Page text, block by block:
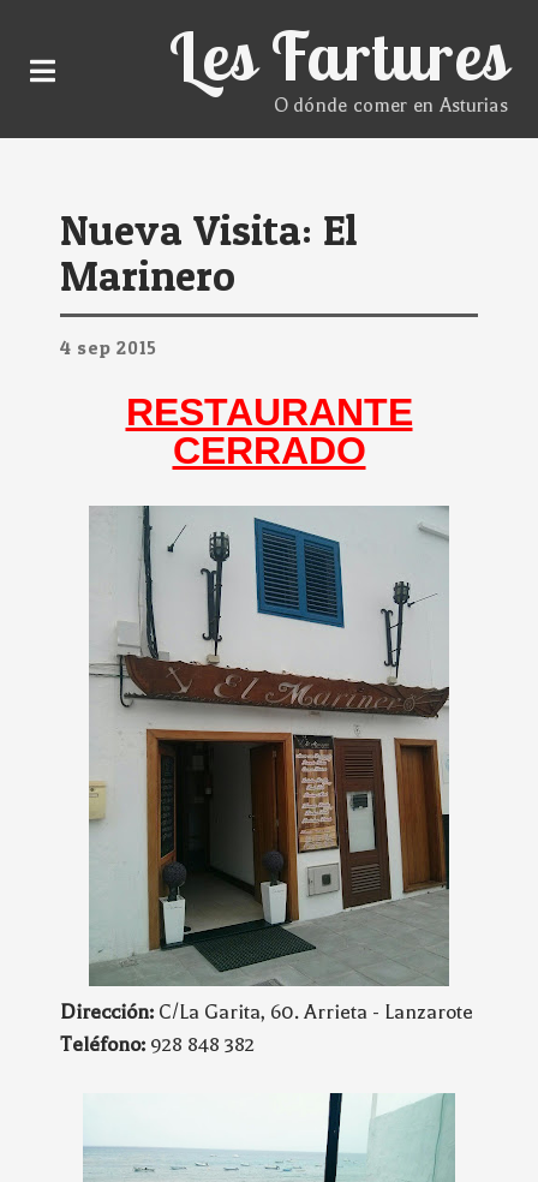
Les Fartures
O dónde comer en Asturias
Nueva Visita: El
Marinero
4 sep 2015
RESTAURANTE
CERRADO
Dirección: C/La Garita, 60. Arrieta - Lanzarote
Teléfono: 928 848 382